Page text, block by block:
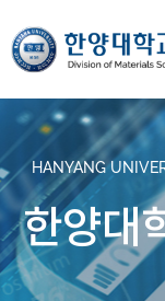
HANYANG
한양대